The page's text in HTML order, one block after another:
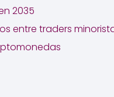
2035
entre traders